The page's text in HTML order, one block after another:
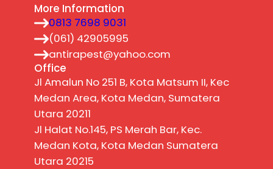
More Information
0813 7698 9031
(061) 42905995
antirapest@yahoo.com
Office
Jl Amalun No 251 B, Kota Matsum II, Kec
Medan Area, Kota Medan, Sumatera
Utara 20211
Jl Halat No.145, PS Merah Bar, Kec.
Medan Kota, Kota Medan Sumatera
Utara 20215